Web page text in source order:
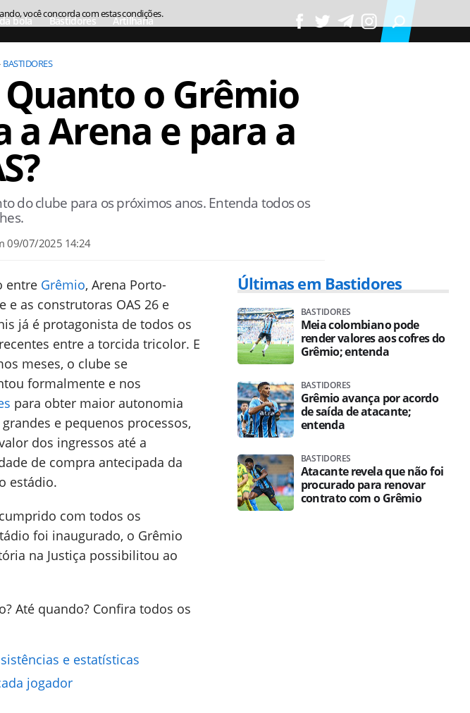
bola Bastidores Artilharia
BASTIDORES
o Grêmio
a Arena e para a
do clube para os próximos anos. Entenda todos os
09/07/2025 14:24
entre Grêmio, Arena Porto-
e as construtoras OAS 26 e
já é protagonista de todos os
entre a torcida tricolor. E
meses, o clube se
formalmente e nos
para obter maior autonomia
e pequenos processos,
dos ingressos até a
de compra antecipada da
estádio.
com todos os
foi inaugurado, o Grêmio
na Justiça possibilitou ao
Até quando? Confira todos os
e estatísticas
jogador
Últimas em Bastidores
BASTIDORES
Meia colombiano pode
render valores aos cofres do
Grêmio; entenda
BASTIDORES
Grêmio avança por acordo
de saída de atacante;
entenda
BASTIDORES
Atacante revela que não foi
procurado para renovar
contrato com o Grêmio
você concorda com estas condições.